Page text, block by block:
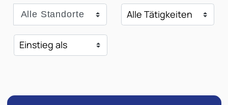
Schau ins Office
Initiativbewerbung
Alle Standorte